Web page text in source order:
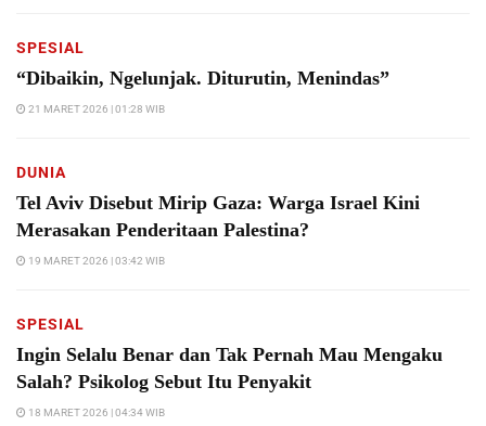
SPESIAL
“Dibaikin, Ngelunjak. Diturutin, Menindas”
21 MARET 2026 | 01:28 WIB
DUNIA
Tel Aviv Disebut Mirip Gaza: Warga Israel Kini
Merasakan Penderitaan Palestina?
19 MARET 2026 | 03:42 WIB
SPESIAL
Ingin Selalu Benar dan Tak Pernah Mau Mengaku
Salah? Psikolog Sebut Itu Penyakit
18 MARET 2026 | 04:34 WIB